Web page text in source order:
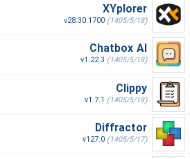
XYplorer
v28.30.1700 (1405/5/18)
Chatbox AI
v1.22.3 (1405/5/18)
Clippy
v1.7.1 (1405/5/18)
Diffractor
v127.0 (1405/5/17)